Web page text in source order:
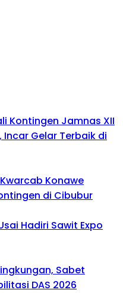
Kontingen Jamnas XII
Gelar Terbaik di
Konawe
di Cibubur
Hadiri Sawit Expo
Sabet
DAS 2026